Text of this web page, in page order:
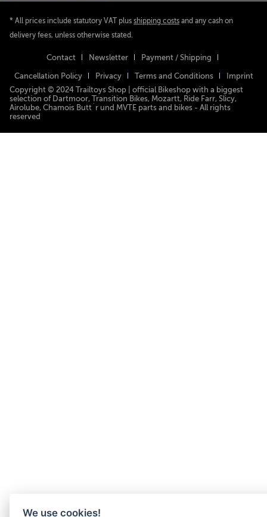
* All prices include statutory VAT plus shipping costs and any cash on
delivery fees, unless otherwise stated.
Contact Newsletter Payment / Shipping
Cancellation Policy Privacy Terms and Conditions
Imprint
Copyright © 2024 Trailtoys Shop | official Bikeshop with a biggest
selection of Dartmoor, Transition Bikes, Mozartt, Ride Farr, Slicy,
Airolube, Chamois Butt´r und MVTE parts and bikes - All rights
reserved
We use cookies!